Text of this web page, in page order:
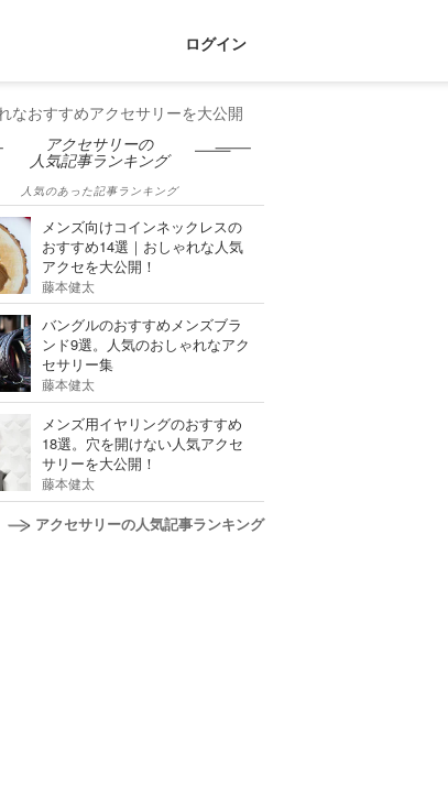
ログイン
なおすすめアクセサリーを大公開
アクセサリーの
人気記事ランキング
人気のあった記事ランキング
メンズ向けコインネックレスの
おすすめ14選｜おしゃれな人気
アクセを大公開！
藤本健太
バングルのおすすめメンズブラ
ンド9選。人気のおしゃれなアク
セサリー集
藤本健太
メンズ用イヤリングのおすすめ
18選。穴を開けない人気アクセ
サリーを大公開！
藤本健太
アクセサリーの人気記事ランキング